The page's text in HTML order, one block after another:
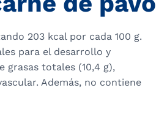
203 kcal por cada 100 g.
para el desarrollo y
totales (10,4 g),
Además, no contiene